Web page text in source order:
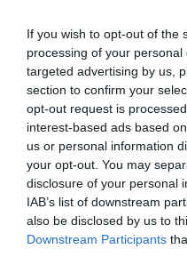
If you wish to opt-out of the
processing of your
targeted advertising by us,
section to confirm your
opt-out request is
interest-based ads based
us or personal information
your opt-out. You may
disclosure of your personal
IAB’s list of downstream
also be disclosed by us to
Downstream Participants
Rioja (-6,93%), Cataluña
Navarra (-5,84%).
Añadir El
de Google de
Mantente informado con
ACTIVAR AHORA
Tags